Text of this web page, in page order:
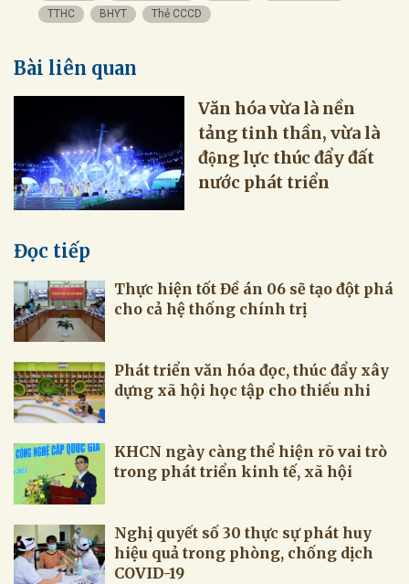
TTHC
BHYT Thẻ CCCD
Bài liên quan
Văn hóa vừa là nền
tảng tinh thần, vừa là
động lực thúc đẩy đất
nước phát triển
Đọc tiếp
Thực hiện tốt Đề án 06 sẽ tạo đột phá
cho cả hệ thống chính trị
Phát triển văn hóa đọc, thúc đẩy xây
dựng xã hội học tập cho thiếu nhi
KHCN ngày càng thể hiện rõ vai trò
trong phát triển kinh tế, xã hội
Nghị quyết số 30 thực sự phát huy
hiệu quả trong phòng, chống dịch
COVID-19